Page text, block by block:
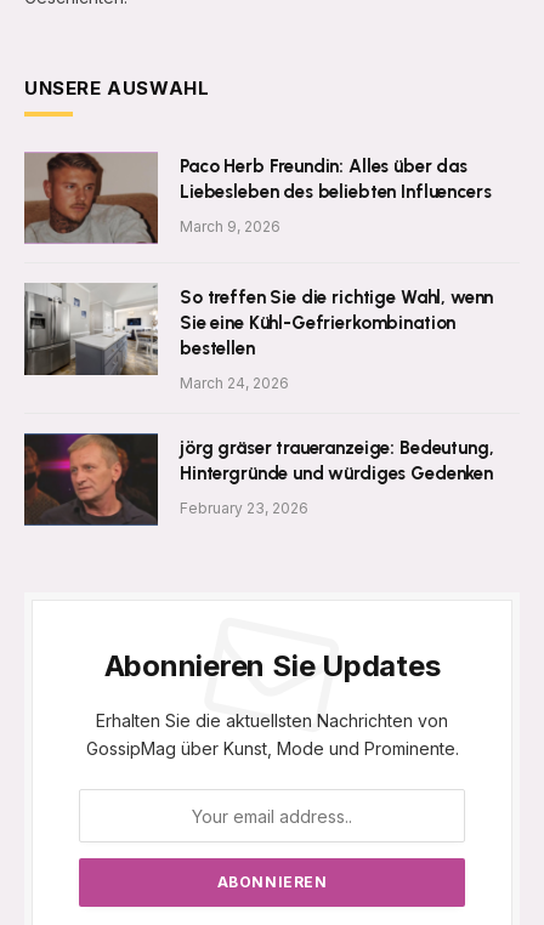
UNSERE AUSWAHL
Paco Herb Freundin: Alles über das
Liebesleben des beliebten Influencers
March 9, 2026
So treffen Sie die richtige Wahl, wenn
Sie eine Kühl-Gefrierkombination
bestellen
March 24, 2026
jörg gräser traueranzeige: Bedeutung,
Hintergründe und würdiges Gedenken
February 23, 2026
Abonnieren Sie Updates
Erhalten Sie die aktuellsten Nachrichten von
GossipMag über Kunst, Mode und Prominente.